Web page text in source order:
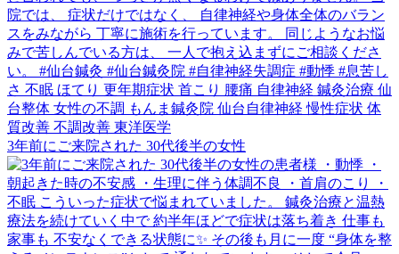
3年前にご来院された 30代後半の女性